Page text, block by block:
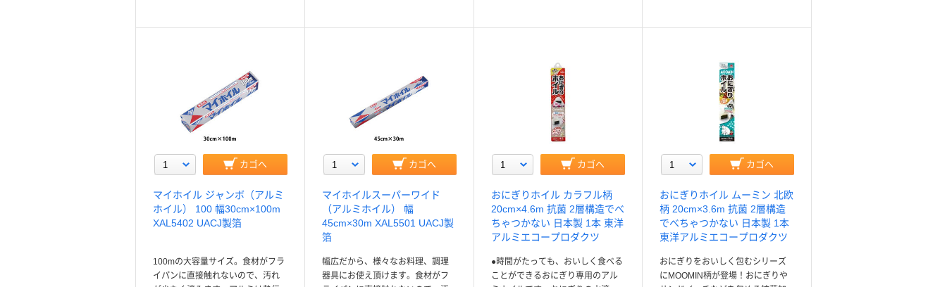
カゴへ
マイホイル ジャンボ（アルミ
ホイル） 100 幅30cm×100m
XAL5402 UACJ製箔
100mの大容量サイズ。食材がフラ
イパンに直接触れないので、汚れ
カゴへ
マイホイルスーパーワイド
（アルミホイル） 幅
45cm×30m XAL5501 UACJ製
箔
幅広だから、様々なお料理、調理
器具にお使え頂けます。食材がフ
カゴへ
おにぎりホイル カラフル柄
20cm×4.6m 抗菌 2層構造でべ
ちゃつかない 日本製 1本 東洋
アルミエコープロダクツ
●時間がたっても、おいしく食べる
ことができるおにぎり専用のアル
カゴへ
おにぎりホイル ムーミン 北欧
柄 20cm×3.6m 抗菌 2層構造
でべちゃつかない 日本製 1本
東洋アルミエコープロダクツ
おにぎりをおいしく包むシリーズ
にMOOMIN柄が登場！おにぎりや